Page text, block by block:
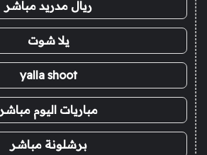
ريال مدريد مباشر
يلا شوت
yalla shoot
مباريات اليوم مباشر
برشلونة مباشر